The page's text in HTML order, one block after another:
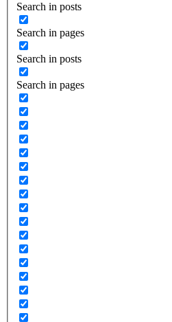
Search in posts
Search in pages
Search in posts
Search in pages